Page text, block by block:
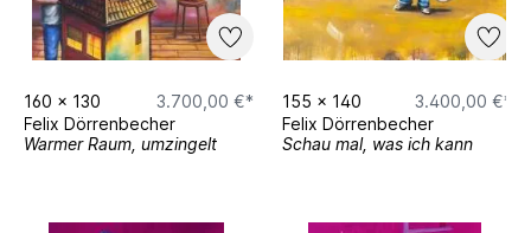
160 x 130
3.700,00 €*
Felix Dörrenbecher
Warmer Raum, umzingelt
155 x 140
3.400,00 €*
Felix Dörrenbecher
Schau mal, was ich kann